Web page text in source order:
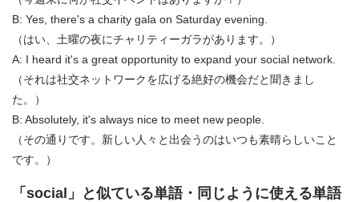
B: Yes, there's a charity gala on Saturday evening.
（はい、土曜の夜にチャリティーガラがあります。）
A: I heard it's a great opportunity to expand your social network.
（それは社交ネットワークを広げる絶好の機会だと聞きまし
た。）
B: Absolutely, it's always nice to meet new people.
（その通りです。新しい人々と出会うのはいつも素晴らしいこと
です。）
「social」と似ている単語・同じように使える単語